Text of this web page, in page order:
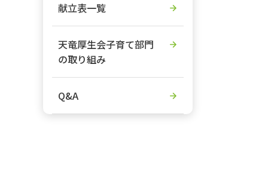
献立表一覧
天竜厚生会子育て部門
の取り組み
Q&A